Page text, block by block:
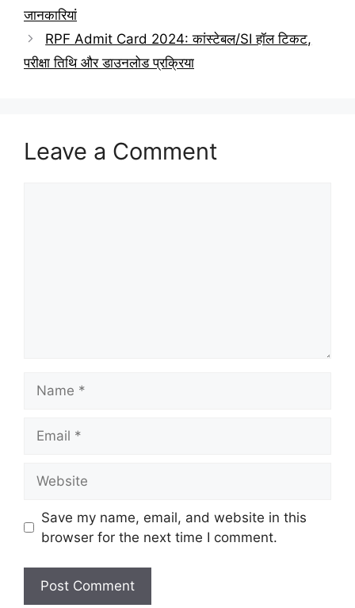
जानकारियां
RPF Admit Card 2024: कांस्टेबल/SI हॉल टिकट,
परीक्षा तिथि और डाउनलोड प्रक्रिया
Leave a Comment
Save my name, email, and website in this
browser for the next time I comment.